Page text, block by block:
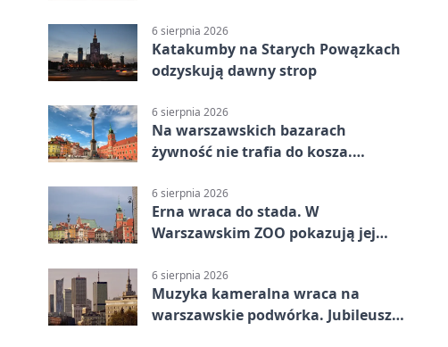
6 sierpnia 2026
Katakumby na Starych Powązkach
odzyskują dawny strop
6 sierpnia 2026
Na warszawskich bazarach
żywność nie trafia do kosza.
6 sierpnia 2026
Erna wraca do stada. W
Warszawskim ZOO pokazują jej
6 sierpnia 2026
Muzyka kameralna wraca na
warszawskie podwórka. Jubileusz